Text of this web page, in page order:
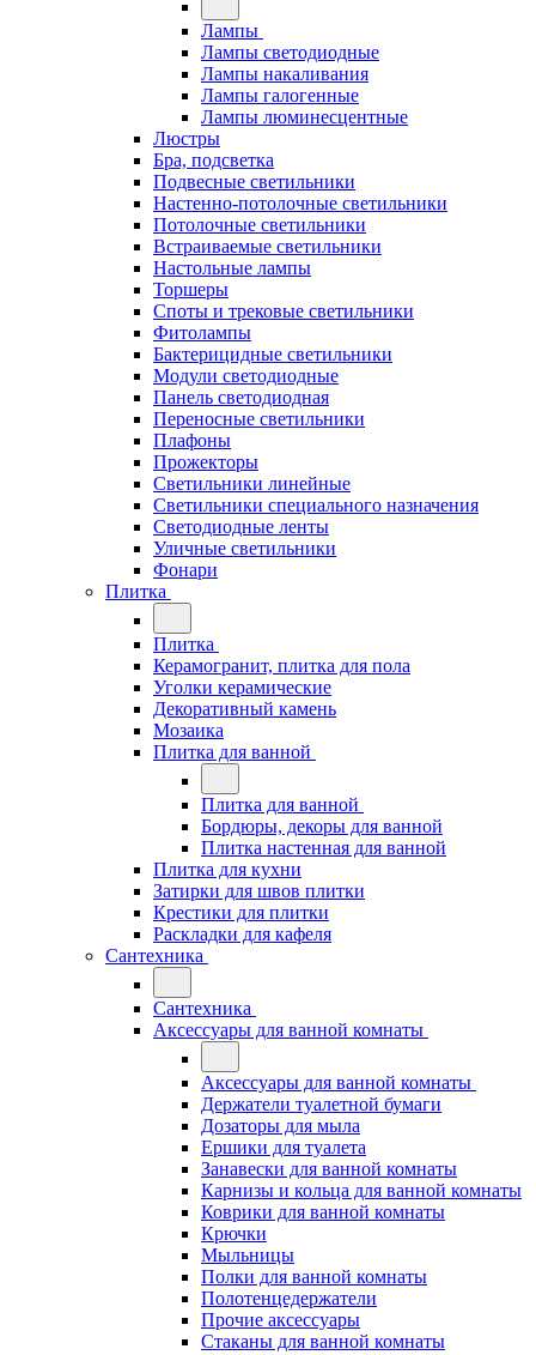
Лампы
Лампы светодиодные
Лампы накаливания
Лампы галогенные
Лампы люминесцентные
Люстры
Бра, подсветка
Подвесные светильники
Настенно-потолочные светильники
Потолочные светильники
Встраиваемые светильники
Настольные лампы
Торшеры
Споты и трековые светильники
Фитолампы
Бактерицидные светильники
Модули светодиодные
Панель светодиодная
Переносные светильники
Плафоны
Прожекторы
Светильники линейные
Светильники специального назначения
Светодиодные ленты
Уличные светильники
Фонари
Плитка
Плитка
Керамогранит, плитка для пола
Уголки керамические
Декоративный камень
Мозаика
Плитка для ванной
Плитка для ванной
Бордюры, декоры для ванной
Плитка настенная для ванной
Плитка для кухни
Затирки для швов плитки
Крестики для плитки
Раскладки для кафеля
Сантехника
Сантехника
Аксессуары для ванной комнаты
Аксессуары для ванной комнаты
Держатели туалетной бумаги
Дозаторы для мыла
Ершики для туалета
Занавески для ванной комнаты
Карнизы и кольца для ванной комнаты
Коврики для ванной комнаты
Крючки
Мыльницы
Полки для ванной комнаты
Полотенцедержатели
Прочие аксессуары
Стаканы для ванной комнаты